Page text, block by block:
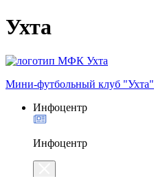
Ухта
Мини-футбольный клуб "Ухта"
Инфоцентр
Инфоцентр